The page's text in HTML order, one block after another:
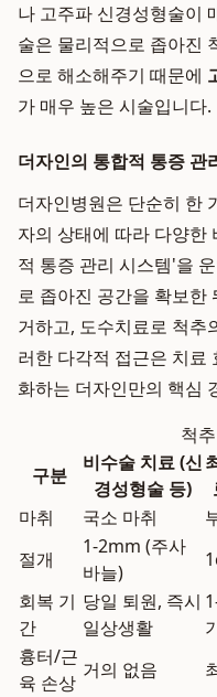
나 고주파 신경성형술이
술은 물리적으로 좁아진
으로 해소해주기 때문에
가 매우 높은 시술입니다.
더자인의 통합적 통증 관
더자인병원은 단순히 한
자의 상태에 따라 다양한
적 통증 관리 시스템'을
로 좁아진 공간을 확보한
거하고, 도수치료로 척추
러한 다각적 접근은 치료
화하는 더자인만의 핵심
척
구분
비수술 치료 (신
경성형술 등)
마취
국소 마취
절개
1-2mm (주사
바늘)
회복 기
간
당일 퇴원, 즉시
일상생활
흉터/근
육 손상
거의 없음